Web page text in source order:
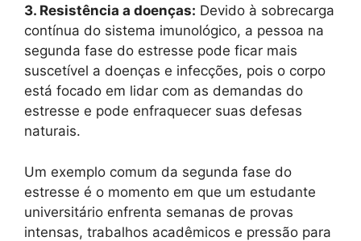
3. Resistência a doenças: Devido à sobrecarga
contínua do sistema imunológico, a pessoa na
segunda fase do estresse pode ficar mais
suscetível a doenças e infecções, pois o corpo
está focado em lidar com as demandas do
estresse e pode enfraquecer suas defesas
naturais.
Um exemplo comum da segunda fase do
estresse é o momento em que um estudante
universitário enfrenta semanas de provas
intensas, trabalhos acadêmicos e pressão para